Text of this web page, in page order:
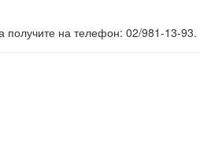
получите на телефон: 02/981-13-93.